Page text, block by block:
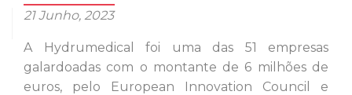
21 Junho, 2023
A Hydrumedical foi uma das 51 empresas
galardoadas com o montante de 6 milhões de
euros, pelo European Innovation Council e